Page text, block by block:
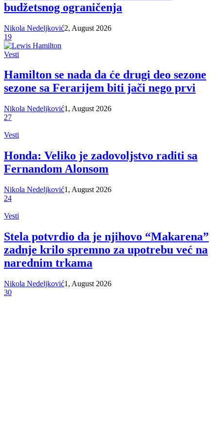
budžetsnog ograničenja
Nikola Nedeljković2, August 2026
19
Vesti
Hamilton se nada da će drugi deo sezone
sezone sa Ferarijem biti jači nego prvi
Nikola Nedeljković1, August 2026
27
Vesti
Honda: Veliko je zadovoljstvo raditi sa
Fernandom Alonsom
Nikola Nedeljković1, August 2026
24
Vesti
Stela potvrdio da je njihovo “Makarena”
zadnje krilo spremno za upotrebu već na
narednim trkama
Nikola Nedeljković1, August 2026
30